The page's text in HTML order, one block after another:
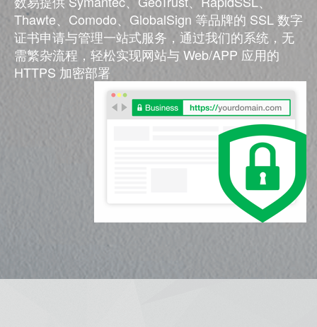
Thawte、Comodo、GlobalSign 等品牌的 SSL 数字
证书申请与管理一站式服务，通过我们的系统，无
需繁杂流程，轻松实现网站与 Web/APP 应用的
HTTPS 加密部署